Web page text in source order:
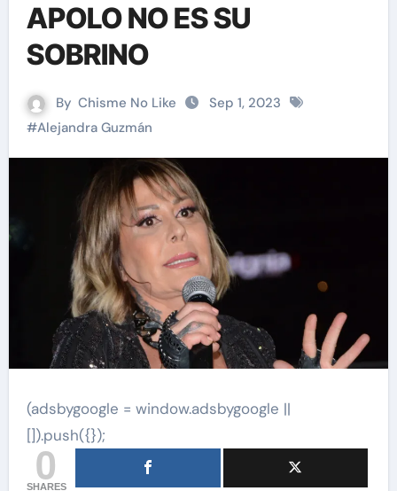
APOLO NO ES SU
SOBRINO
By Chisme No Like
Sep 1, 2023
#Alejandra Guzmán
(adsbygoogle = window.adsbygoogle ||
[]).push({});
0
SHARES